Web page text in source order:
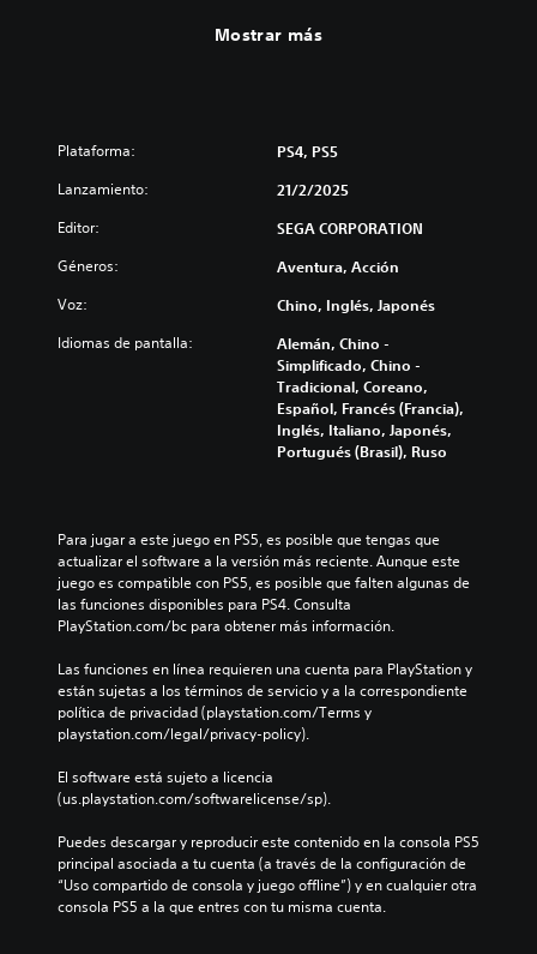
Mostrar más
Plataforma: PS4, PS5
Lanzamiento: 21/2/2025
Editor: SEGA CORPORATION
Géneros: Aventura, Acción
Voz: Chino, Inglés, Japonés
Idiomas de pantalla:
Alemán, Chino -
Simplificado, Chino -
Tradicional, Coreano,
Español, Francés (Francia),
Inglés, Italiano, Japonés,
Portugués (Brasil), Ruso
Para jugar a este juego en PS5, es posible que tengas que
actualizar el software a la versión más reciente. Aunque este
juego es compatible con PS5, es posible que falten algunas de
las funciones disponibles para PS4. Consulta
PlayStation.com/bc para obtener más información.
Las funciones en línea requieren una cuenta para PlayStation y
están sujetas a los términos de servicio y a la correspondiente
política de privacidad (playstation.com/Terms y
playstation.com/legal/privacy-policy).
El software está sujeto a licencia
(us.playstation.com/softwarelicense/sp).
Puedes descargar y reproducir este contenido en la consola PS5
principal asociada a tu cuenta (a través de la configuración de
“Uso compartido de consola y juego offline”) y en cualquier otra
consola PS5 a la que entres con tu misma cuenta.